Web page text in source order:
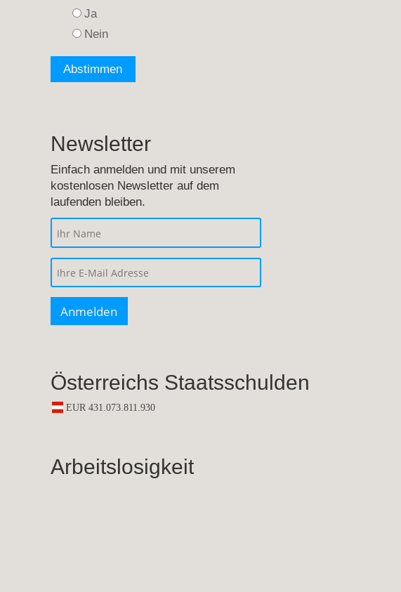
Ja
Nein
Newsletter
Einfach anmelden und mit unserem
kostenlosen Newsletter auf dem
laufenden bleiben.
Österreichs Staatsschulden
Arbeitslosigkeit